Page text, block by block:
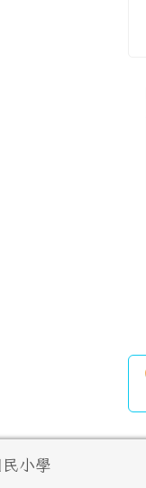
小學